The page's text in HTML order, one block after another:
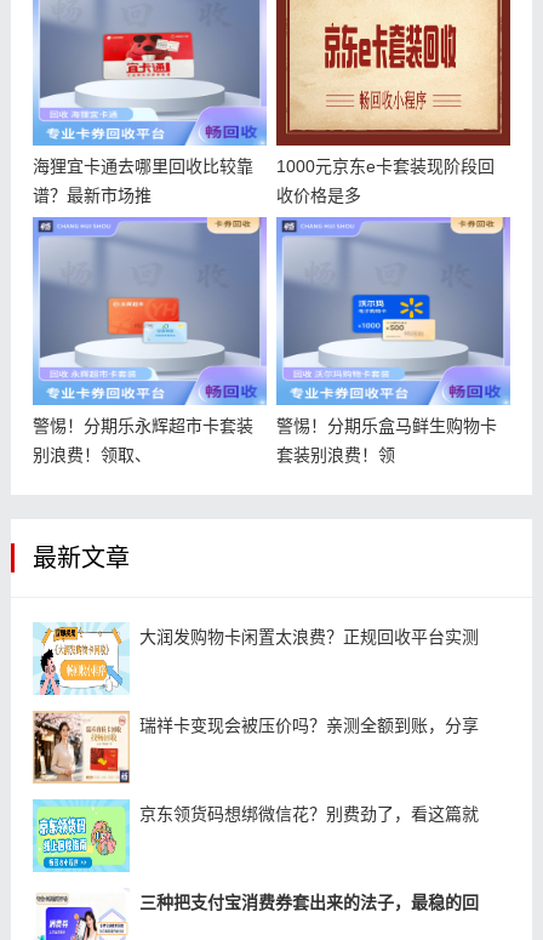
海狸宜卡通去哪里回收比较靠
谱？最新市场推
1000元京东e卡套装现阶段回
收价格是多
警惕！分期乐永辉超市卡套装
别浪费！领取、
警惕！分期乐盒马鲜生购物卡
套装别浪费！领
最新文章
大润发购物卡闲置太浪费？正规回收平台实测
瑞祥卡变现会被压价吗？亲测全额到账，分享
京东领货码想绑微信花？别费劲了，看这篇就
三种把支付宝消费券套出来的法子，最稳的回